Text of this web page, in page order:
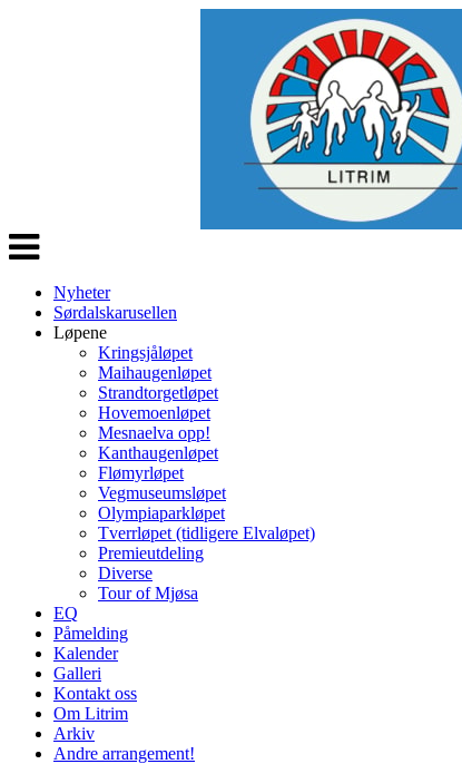
Veksle
navigasjon
Nyheter
Sørdalskarusellen
Løpene
Kringsjåløpet
Maihaugenløpet
Strandtorgetløpet
Hovemoenløpet
Mesnaelva opp!
Kanthaugenløpet
Flømyrløpet
Vegmuseumsløpet
Olympiaparkløpet
Tverrløpet (tidligere Elvaløpet)
Premieutdeling
Diverse
Tour of Mjøsa
EQ
Påmelding
Kalender
Galleri
Kontakt oss
Om Litrim
Arkiv
Andre arrangement!